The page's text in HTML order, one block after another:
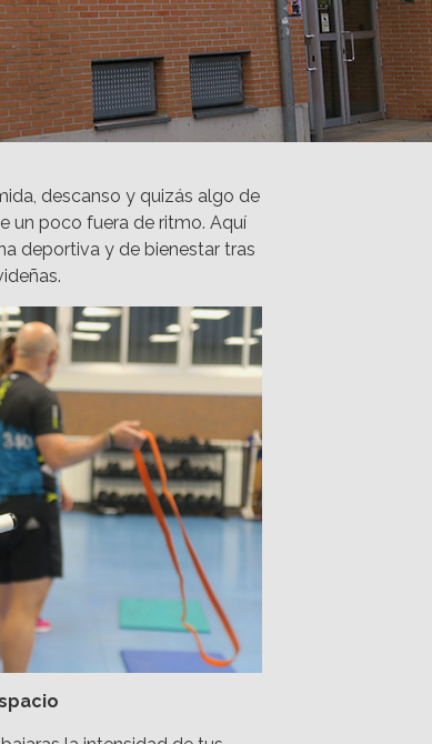
descanso y quizás algo de
un poco fuera de ritmo. Aquí
deportiva y de bienestar tras